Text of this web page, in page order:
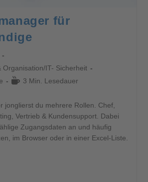
für
Organisation/IT- Sicherheit
3 Min. Lesedauer
jonglierst du mehrere Rollen. Chef,
Vertrieb & Kundensupport. Dabei
Zugangsdaten an und häufig
im Browser oder in einer Excel-Liste.